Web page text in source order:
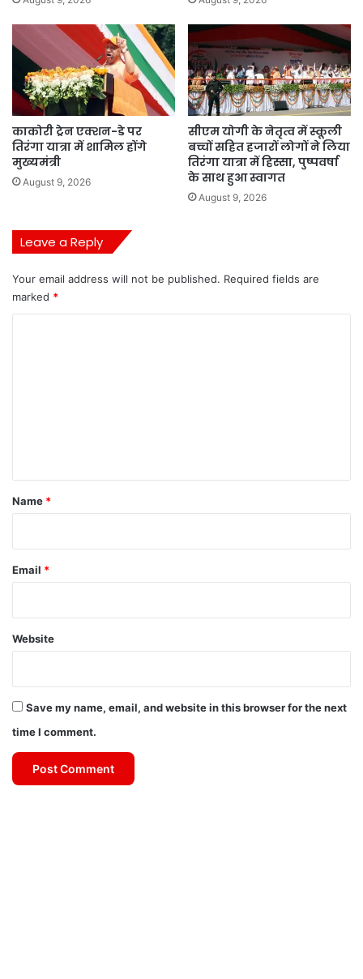
काकोरी ट्रेन एक्शन-डे पर
तिरंगा यात्रा में शामिल होंगे
मुख्यमंत्री
August 9, 2026
सीएम योगी के नेतृत्व में स्कूली
बच्चों सहित हजारों लोगों ने लिया
तिरंगा यात्रा में हिस्सा, पुष्पवर्षा
के साथ हुआ स्वागत
August 9, 2026
Leave a Reply
Your email address will not be published. Required fields are
marked *
*
Name *
Email *
Website
Save my name, email, and website in this browser for the next
time I comment.